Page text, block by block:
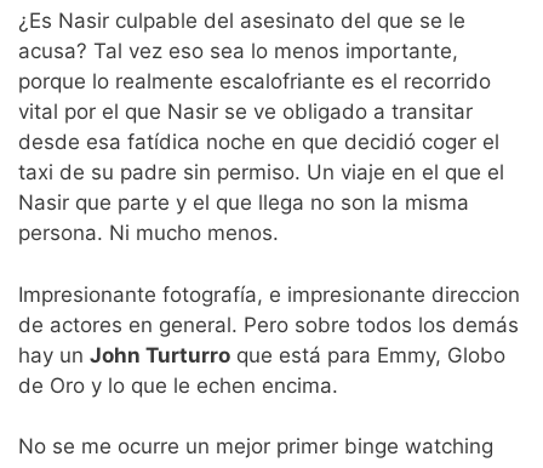
¿Es Nasir culpable del asesinato del que se le
acusa? Tal vez eso sea lo menos importante,
porque lo realmente escalofriante es el recorrido
vital por el que Nasir se ve obligado a transitar
desde esa fatídica noche en que decidió coger el
taxi de su padre sin permiso. Un viaje en el que el
Nasir que parte y el que llega no son la misma
persona. Ni mucho menos.
Impresionante fotografía, e impresionante direccion
de actores en general. Pero sobre todos los demás
hay un John Turturro que está para Emmy, Globo
de Oro y lo que le echen encima.
No se me ocurre un mejor primer binge watching